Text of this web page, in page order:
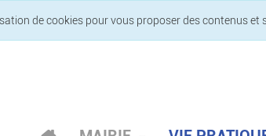
de cookies pour vous proposer des contenus et